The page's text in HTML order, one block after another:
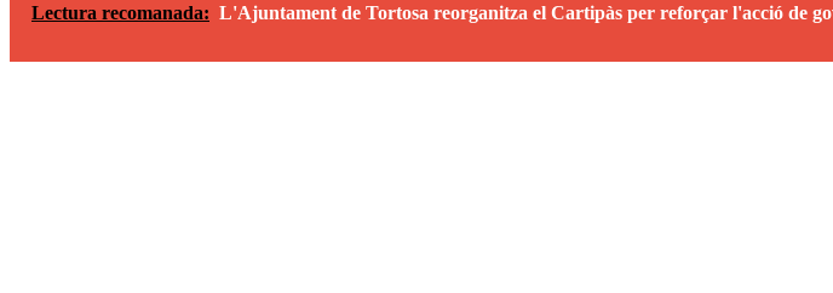
Lectura recomanada: L'Ajuntament de Tortosa reorganitza el Cartipàs per reforçar l'acció de